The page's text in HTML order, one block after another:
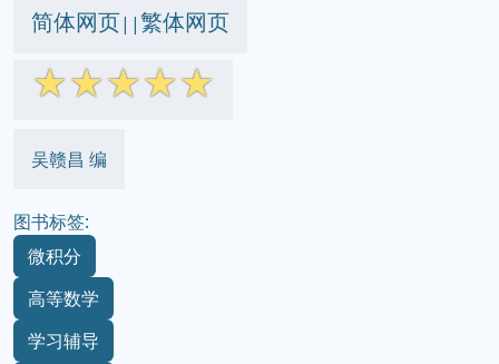
简体网页||繁体网页
☆☆☆☆☆
吴赣昌 编
图书标签:
微积分
高等数学
学习辅导